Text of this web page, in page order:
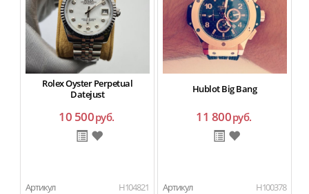
Rolex Oyster Perpetual
Datejust
10 500руб.
Артикул
H104821
Hublot Big Bang
11 800руб.
Артикул H100378